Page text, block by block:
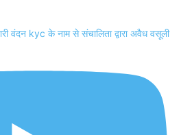
वंदन kyc के नाम से संचालिता द्वारा अवैध वसूली